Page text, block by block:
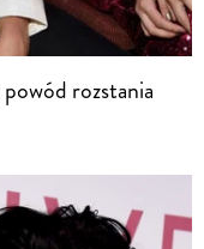
rozstania